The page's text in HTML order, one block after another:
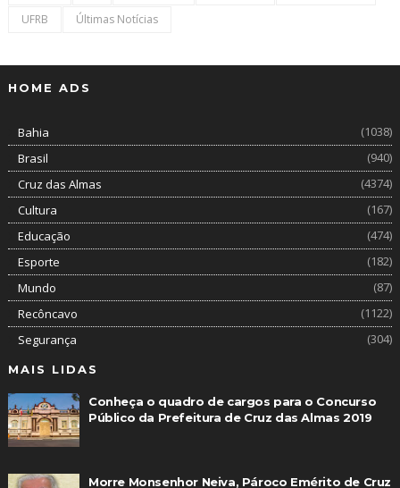
UFRB
Últimas Notícias
HOME ADS
Bahia
(1038)
Brasil
(940)
Cruz das Almas
(4374)
Cultura
(167)
Educação
(474)
Esporte
(182)
Mundo
(87)
Recôncavo
(1122)
Segurança
(304)
MAIS LIDAS
Conheça o quadro de cargos para o Concurso
Público da Prefeitura de Cruz das Almas 2019
Morre Monsenhor Neiva, Pároco Emérito de Cruz